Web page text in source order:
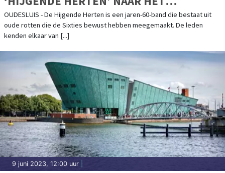
CULTUURKERKJE OUDESLUIS.
OUDESLUIS - De Hijgende Herten is een jaren-60-band die bestaat uit
oude rotten die de Sixties bewust hebben meegemaakt. De leden
kenden elkaar van [...]
9 juni 2023, 12:00 uur